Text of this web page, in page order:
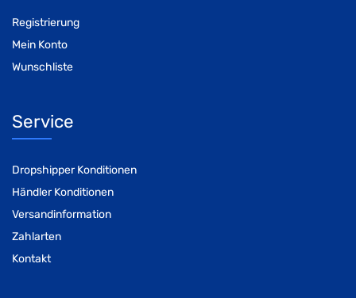
Registrierung
Mein Konto
Wunschliste
Service
Dropshipper Konditionen
Händler Konditionen
Versandinformation
Zahlarten
Kontakt